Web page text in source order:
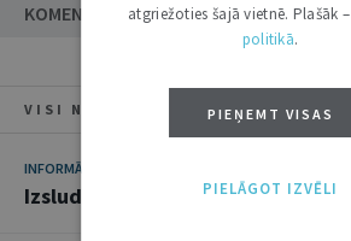
KOMENTĀRI
VISI NUMURA RAKSTI
INFORMĀCIJA
Izsludinātie likumi
atgriežoties šajā vietnē. Plašāk –
politikā.
PIEŅEMT VISAS
PIELĀGOT IZVĒLI